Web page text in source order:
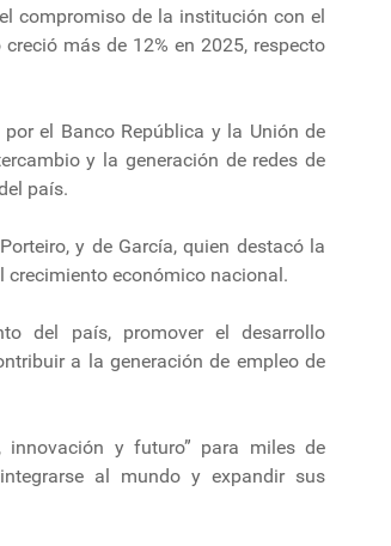
compromiso de la institución con el
más de 12% en 2025, respecto
el Banco República y la Unión de
y la generación de redes de
país.
y de García, quien destacó la
económico nacional.
del país, promover el desarrollo
a la generación de empleo de
innovación y futuro” para miles de
al mundo y expandir sus